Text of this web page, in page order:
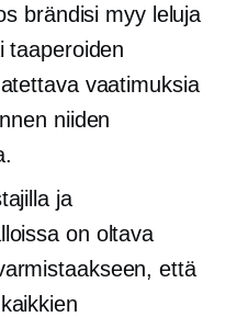
brändisi myy leluja
taaperoiden
vaatimuksia
niiden
ja
on oltava
että